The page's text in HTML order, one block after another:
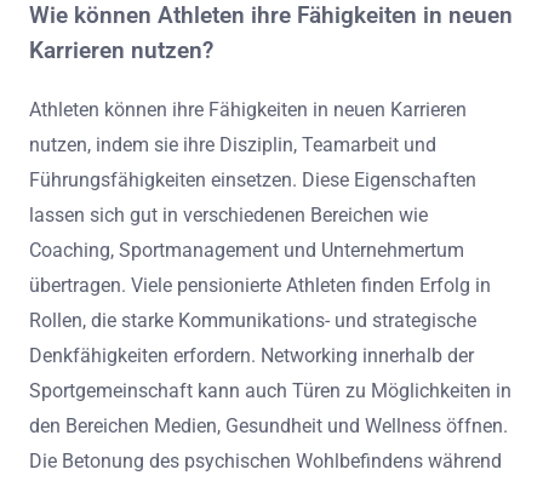
Wie können Athleten ihre Fähigkeiten in neuen
Karrieren nutzen?
Athleten können ihre Fähigkeiten in neuen Karrieren
nutzen, indem sie ihre Disziplin, Teamarbeit und
Führungsfähigkeiten einsetzen. Diese Eigenschaften
lassen sich gut in verschiedenen Bereichen wie
Coaching, Sportmanagement und Unternehmertum
übertragen. Viele pensionierte Athleten finden Erfolg in
Rollen, die starke Kommunikations- und strategische
Denkfähigkeiten erfordern. Networking innerhalb der
Sportgemeinschaft kann auch Türen zu Möglichkeiten in
den Bereichen Medien, Gesundheit und Wellness öffnen.
Die Betonung des psychischen Wohlbefindens während